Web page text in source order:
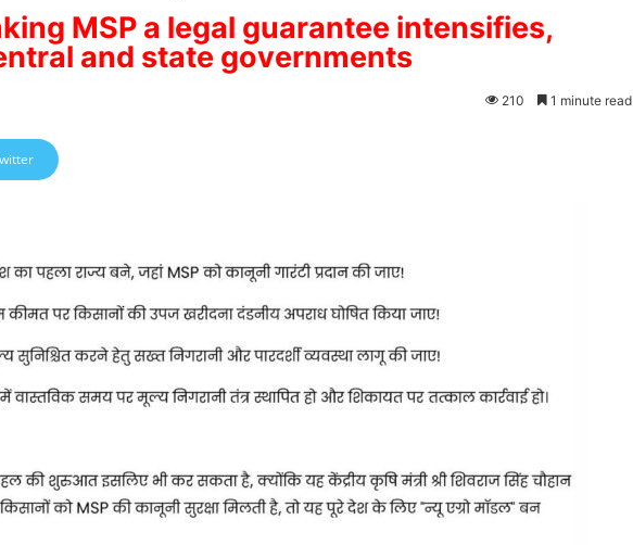
MSP a legal guarantee intensifies,
and state governments
210 1 minute read